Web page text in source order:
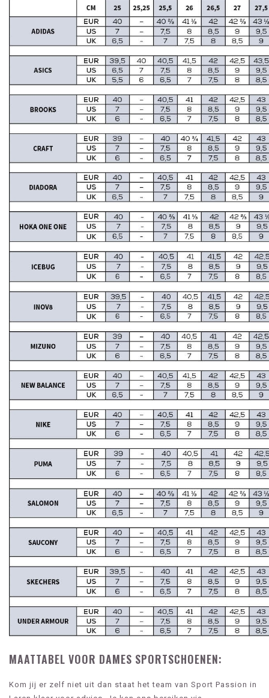
MAATTABEL VOOR DAMES SPORTSCHOENEN:
Kom jij er zelf niet uit dan staat het team van Sport Passion in